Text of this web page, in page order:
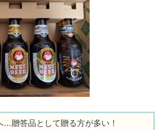
…贈答品として贈る方が多い！